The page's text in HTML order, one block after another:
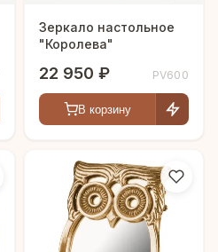
Зеркало настольное
"Королева"
22 950 ₽ PV600
В корзину